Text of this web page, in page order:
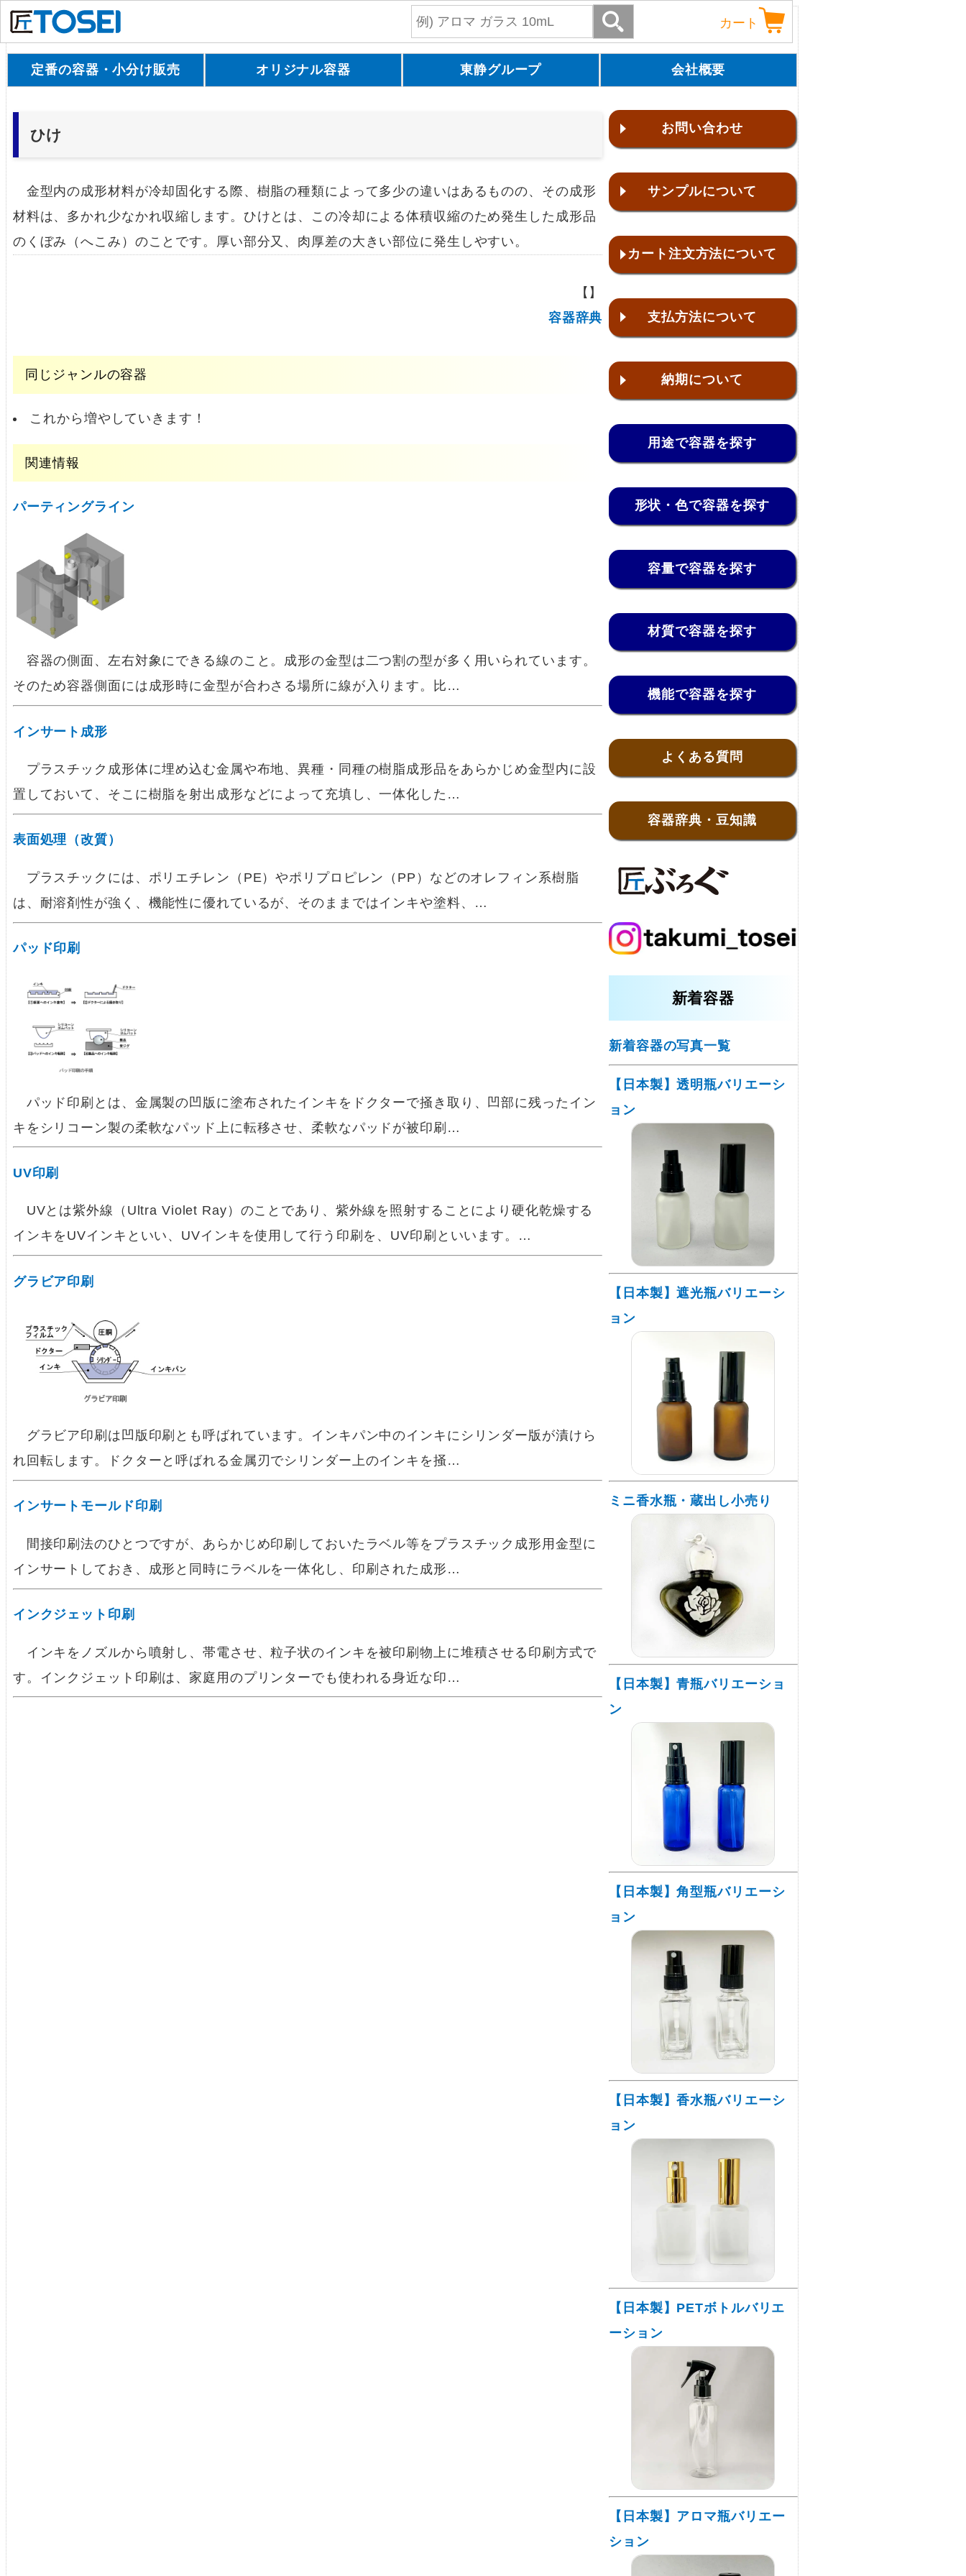
カート
ひけ
金型内の成形材料が冷却固化する際、樹脂の種類によって多少の違いはあるものの、その成形
材料は、多かれ少なかれ収縮します。ひけとは、この冷却による体積収縮のため発生した成形品
のくぼみ（へこみ）のことです。厚い部分又、肉厚差の大きい部位に発生しやすい。
【】
容器辞典
同じジャンルの容器
これから増やしていきます！
関連情報
パーティングライン
容器の側面、左右対象にできる線のこと。成形の金型は二つ割の型が多く用いられています。
そのため容器側面には成形時に金型が合わさる場所に線が入ります。比…
インサート成形
プラスチック成形体に埋め込む金属や布地、異種・同種の樹脂成形品をあらかじめ金型内に設
置しておいて、そこに樹脂を射出成形などによって充填し、一体化した…
表面処理（改質）
プラスチックには、ポリエチレン（PE）やポリプロピレン（PP）などのオレフィン系樹脂
は、耐溶剤性が強く、機能性に優れているが、そのままではインキや塗料、…
パッド印刷
パッド印刷とは、金属製の凹版に塗布されたインキをドクターで掻き取り、凹部に残ったイン
キをシリコーン製の柔軟なパッド上に転移させ、柔軟なパッドが被印刷…
UV印刷
UVとは紫外線（Ultra Violet Ray）のことであり、紫外線を照射することにより硬化乾燥する
インキをUVインキといい、UVインキを使用して行う印刷を、UV印刷といいます。…
グラビア印刷
グラビア印刷は凹版印刷とも呼ばれています。インキパン中のインキにシリンダー版が漬けら
れ回転します。ドクターと呼ばれる金属刃でシリンダー上のインキを掻…
インサートモールド印刷
間接印刷法のひとつですが、あらかじめ印刷しておいたラベル等をプラスチック成形用金型に
インサートしておき、成形と同時にラベルを一体化し、印刷された成形…
インクジェット印刷
インキをノズルから噴射し、帯電させ、粒子状のインキを被印刷物上に堆積させる印刷方式で
す。インクジェット印刷は、家庭用のプリンターでも使われる身近な印…
定番の容器・小分け販売 オリジナル容器 東静グループ 会社概要
お問い合わせ
サンプルについて
カート注文方法について
支払方法について
納期について
用途で容器を探す
形状・色で容器を探す
容量で容器を探す
材質で容器を探す
機能で容器を探す
よくある質問
容器辞典・豆知識
新着容器
新着容器の写真一覧
【日本製】透明瓶バリエーシ
ョン
【日本製】遮光瓶バリエーシ
ョン
ミニ香水瓶・蔵出し小売り
【日本製】青瓶バリエーショ
ン
【日本製】角型瓶バリエーシ
ョン
【日本製】香水瓶バリエーシ
ョン
【日本製】PETボトルバリエ
ーション
【日本製】アロマ瓶バリエー
ション